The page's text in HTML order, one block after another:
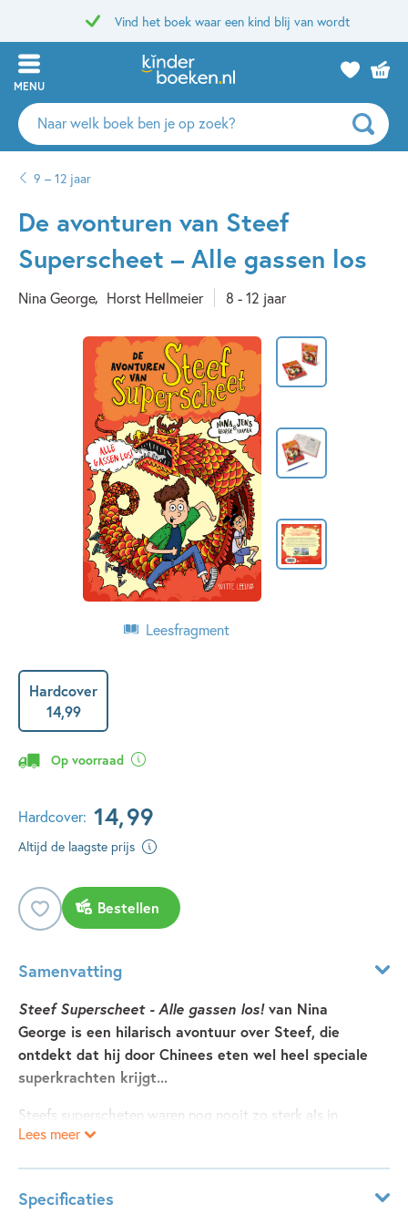
Vind het boek waar een kind blij van wordt
MENU
Zoeken
naar
auteurs
uitgevers
9 – 12 jaar
De avonturen van Steef
Superscheet – Alle gassen los
Nina George Horst Hellmeier 8 - 12 jaar
Leesfragment
Hardcover
14,99
Op voorraad
Hardcover: 14,99
Altijd de laagste prijs
Bestellen
Samenvatting
Steef Superscheet - Alle gassen los!van Nina
George is een hilarisch avontuur over Steef, die
ontdekt dat hij door Chinees eten wel heel speciale
superkrachten krijgt...
Steefs superscheten waren nog nooit zo sterk als in
dit nieuwe, supergrappige avontuur over Steef
Steef, Bobby en Sterre krijgen een nieuwe klasgenoot:
Lees meer
Specificaties